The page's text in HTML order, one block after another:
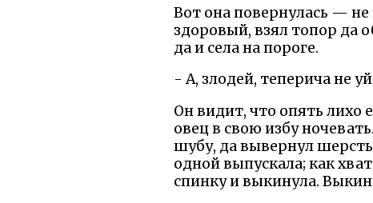
Вот она повернулась — не
здоровый, взял топор да
да и села на пороге.
- А, злодей, теперича не
Он видит, что опять лихо
овец в свою избу
шубу, да вывернул
одной выпускала; как
спинку и выкинула.